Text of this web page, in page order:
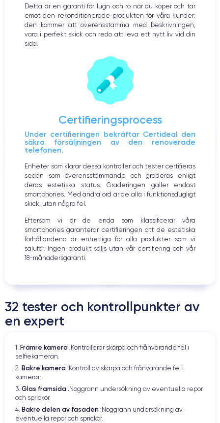
Detta är en garanti för lugn och ro när du köper och tar
emot den rekonditionerade produkten för våra kunder:
den kommer att överensstämma med beskrivningen,
vara i perfekt skick och redo att leva ett nytt liv vid din
sida.
Certifieringsprocess
Under certifieringen bekräftar Certideal den
säkra försäljningen av den renoverade
telefonen.
Enheter som klarar dessa kontroller och tester certifieras
sedan som överensstämmande och graderas enligt
deras estetiska status. Graderingen gäller endast
smartphones. Med andra ord är de alla i funktionsdugligt
skick, utan några fel.
Eftersom vi är de enda som klassificerar våra
smartphones garanterar certifieringen att de estetiska
förhållandena är enhetliga för alla produkter som vi
saluför. Ingen produkt säljs utan vår certifiering och vår
18-månadersgaranti.
32 tester och kontrollpunkter av
en expert
1. Främre kamera . Kontrollerar skärpa och frånvarande fel i
selfiekameran.
2. Bakre kamera . Kontroll av skärpa och frånvarande fel i
kameran.
3. Glas framsida . Noggrann undersökning av eventuella repor
och sprickor.
4. Bakre delen av fasaden : Noggrann undersökning av
eventuella repor och sprickor.